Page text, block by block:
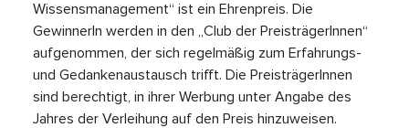
Wissensmanagement“ ist ein Ehrenpreis. Die
GewinnerIn werden in den „Club der PreisträgerInnen“
aufgenommen, der sich regelmäßig zum Erfahrungs-
und Gedankenaustausch trifft. Die PreisträgerInnen
sind berechtigt, in ihrer Werbung unter Angabe des
Jahres der Verleihung auf den Preis hin­zuweisen.